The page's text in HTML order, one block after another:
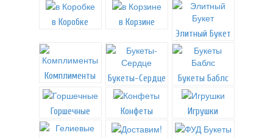
в Коробке
в Корзине
Элитный Букет
Комплименты Букеты-Сердце Букеты Баблс
Горшечные Конфеты Игрушки